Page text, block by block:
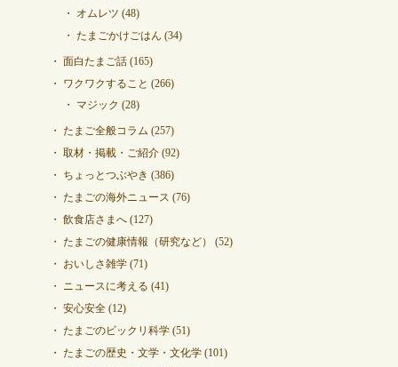
オムレツ (48)
たまごかけごはん (34)
面白たまご話(165)
ワクワクすること (266)
マジック (28)
たまご全般コラム (257)
取材・掲載・ご紹介(92)
ちょっとつぶやき (386)
たまごの海外ニュース (76)
飲食店さまへ(127)
たまごの健康情報（研究など）
(52)
おいしさ雑学(71)
ニュースに考える (41)
安心安全(12)
たまごのビックリ科学(51)
たまごの歴史・文学・文化学(101)